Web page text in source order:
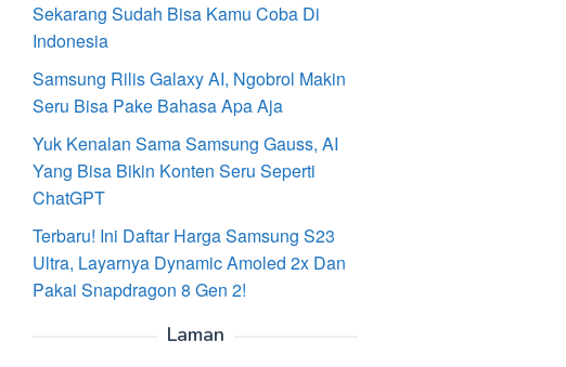
Sekarang Sudah Bisa Kamu Coba Di
Indonesia
Samsung Rilis Galaxy AI, Ngobrol Makin
Seru Bisa Pake Bahasa Apa Aja
Yuk Kenalan Sama Samsung Gauss, AI
Yang Bisa Bikin Konten Seru Seperti
ChatGPT
Terbaru! Ini Daftar Harga Samsung S23
Ultra, Layarnya Dynamic Amoled 2x Dan
Pakai Snapdragon 8 Gen 2!
Laman